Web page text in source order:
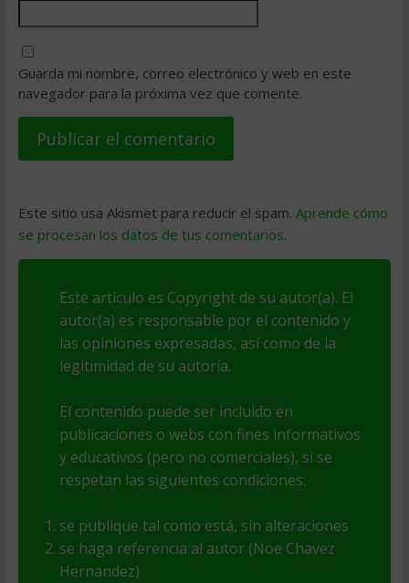
Guarda mi nombre, correo electrónico y web en este
navegador para la próxima vez que comente.
Este sitio usa Akismet para reducir el spam. Aprende cómo
se procesan los datos de tus comentarios.
Este artículo es Copyright de su autor(a). El
autor(a) es responsable por el contenido y
las opiniones expresadas, así como de la
legitimidad de su autoría.
El contenido puede ser incluido en
publicaciones o webs con fines informativos
y educativos (pero no comerciales), si se
respetan las siguientes condiciones:
se publique tal como está, sin alteraciones
se haga referencia al autor (Noe Chavez
Hernandez)